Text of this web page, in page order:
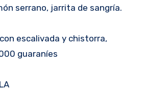
serrano, jarrita de sangría.
escalivada y chistorra,
guaraníes